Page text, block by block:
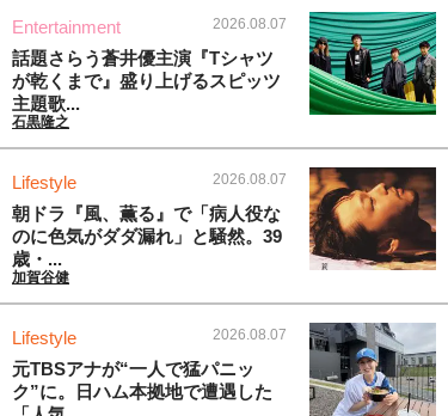
Entertainment 2026.08.07
話題さらう蒼井優主演『Tシャツ
が乾くまで』盛り上げるスピッツ
主題歌...
石黒隆之
Lifestyle 2026.08.07
朝ドラ『風、薫る』で「病人役な
のに色気がダダ漏れ」と騒然。39
歳・...
加賀谷健
Lifestyle 2026.08.07
元TBSアナが“一人で猛パニッ
ク”に。日ハム本拠地で遭遇した